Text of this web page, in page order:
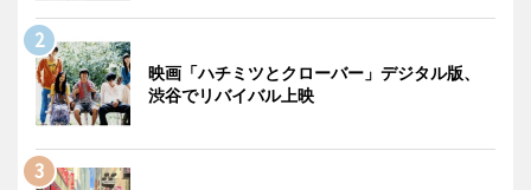
映画「ハチミツとクローバー」デジタル版、
渋谷でリバイバル上映